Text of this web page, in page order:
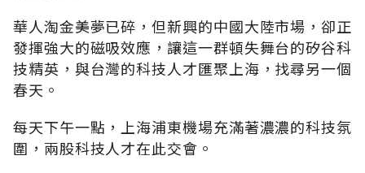
華人淘金美夢已碎，但新興的中國大陸市場，卻正
發揮強大的磁吸效應，讓這一群頓失舞台的矽谷科
技精英，與台灣的科技人才匯聚上海，找尋另一個
春天。
每天下午一點，上海浦東機場充滿著濃濃的科技氛
圍，兩股科技人才在此交會。